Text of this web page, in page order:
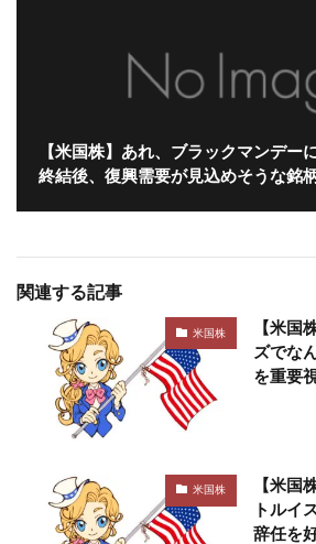
【米国株】あれ、ブラックマンデー
終結後、復興需要が見込めそうな銘
関連する記事
米国株
【米国
ズでな
を重要
米国株
【米国
トルイ
辞任を